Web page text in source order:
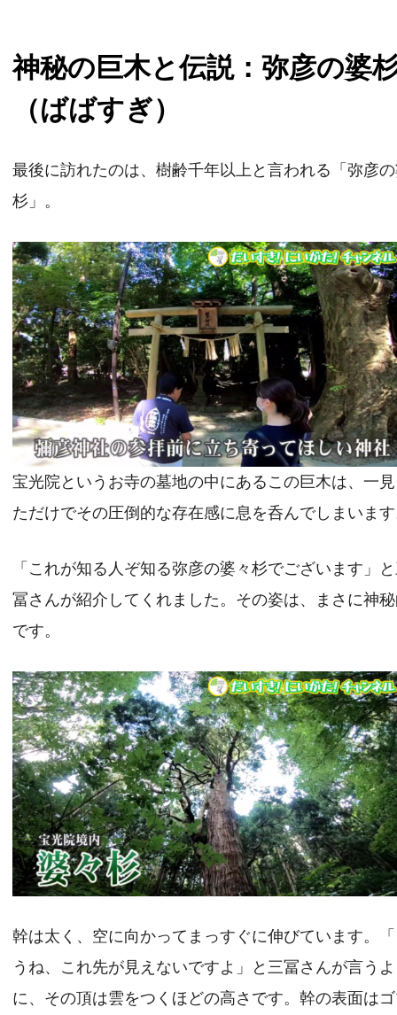
神秘の巨木と伝説：弥彦の婆
（ばばすぎ）
最後に訪れたのは、樹齢千年以上と言われる「弥彦
杉」。
宝光院というお寺の墓地の中にあるこの巨木は、一
ただけでその圧倒的な存在感に息を呑んでしまいま
「これが知る人ぞ知る弥彦の婆々杉でございます」
冨さんが紹介してくれました。その姿は、まさに神
です。
幹は太く、空に向かってまっすぐに伸びています。
うね、これ先が見えないですよ」と三冨さんが言う
に、その頂は雲をつくほどの高さです。幹の表面は